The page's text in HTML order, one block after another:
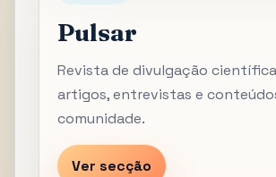
Pulsar
Revista de divulgação
artigos, entrevistas e
comunidade.
Ver secção